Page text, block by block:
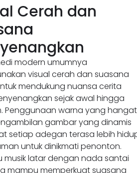
Cerah dan
modern umumnya
visual cerah dan suasana
mendukung nuansa cerita
sejak awal hingga
Penggunaan warna yang hangat
gambar yang dinamis
setiap adegan terasa lebih
untuk dinikmati penonton.
musik latar dengan nada santai
mampu memperkuat suasana